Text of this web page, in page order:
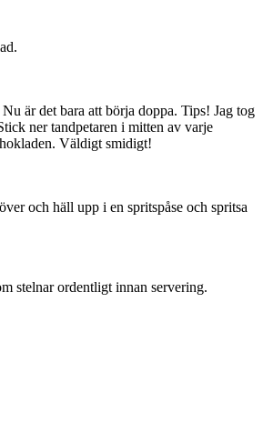
är det bara att börja doppa. Tips! Jag tog
ner tandpetaren i mitten av varje
Väldigt smidigt!
och häll upp i en spritspåse och spritsa
stelnar ordentligt innan servering.